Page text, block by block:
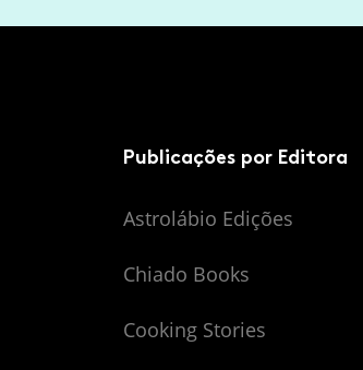
Publicações por Editora
Astrolábio Edições
Chiado Books
Cooking Stories